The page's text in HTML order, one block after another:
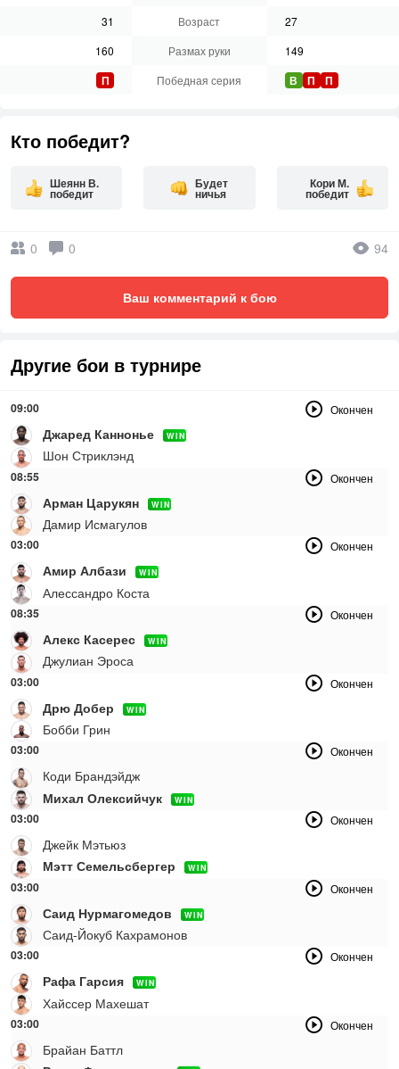
31
160
П
Возраст
Размах руки
Победная серия
27
149
В П П
Кто победит?
Шеянн В.
победит
Будет
ничья
Кори М.
победит
0 0 94
Ваш комментарий к бою
Другие бои в турнире
09:00 Окончен
Джаред Каннонье WIN
Шон Стриклэнд
08:55 Окончен
Арман Царукян WIN
Дамир Исмагулов
03:00 Окончен
Амир Албази WIN
Алессандро Коста
08:35 Окончен
Алекс Касерес WIN
Джулиан Эроса
03:00 Окончен
Дрю Добер WIN
Бобби Грин
03:00 Окончен
Коди Брандэйдж
Михал Олексийчук
WIN
03:00 Окончен
Джейк Мэтьюз
Мэтт Семельсбергер
WIN
03:00 Окончен
Саид Нурмагомедов WIN
Саид-Йокуб Кахрамонов
03:00 Окончен
Рафа Гарсия WIN
Хайссер Махешат
03:00 Окончен
Брайан Баттл